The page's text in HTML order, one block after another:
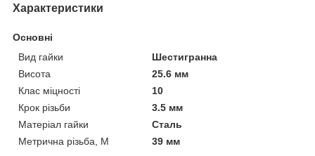
Характеристики
Основні
Вид гайки
Шестигранна
Висота
25.6 мм
Клас міцності
10
Крок різьби
3.5 мм
Матеріал гайки
Сталь
Метрична різьба, М
39 мм